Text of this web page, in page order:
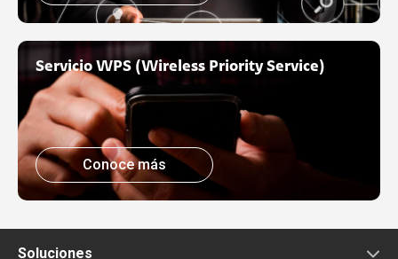
Servicio WPS (Wireless Priority Service)
Conoce más
Soluciones